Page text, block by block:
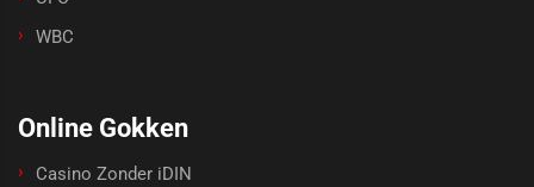
WBC
Online Gokken
Casino Zonder iDIN